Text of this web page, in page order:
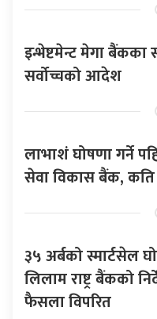
इन्भेष्टमेन्ट मेगा बैंकका
सर्वोच्चको आदेश
लाभाशं घोषणा गर्ने
सेवा विकास बैंक,
३५ अर्बको स्मार्टसेल
लिलाम राष्ट्र बैंकको
फैसला विपरित